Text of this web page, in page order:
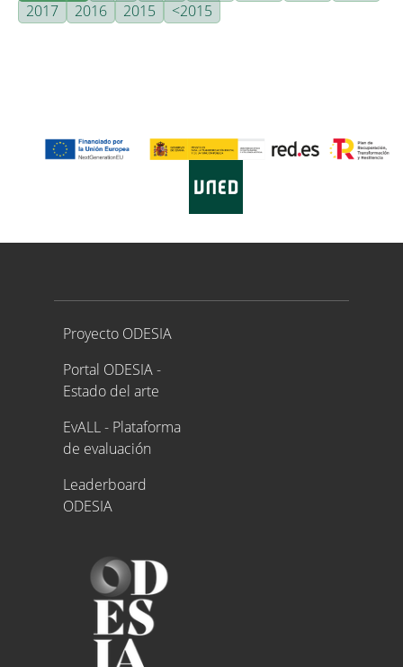
2017
2016 2015 <2015
Proyecto ODESIA
Proyecto ODESIA
Portal ODESIA -
Estado del arte
EvALL - Plataforma
de evaluación
Leaderboard
ODESIA